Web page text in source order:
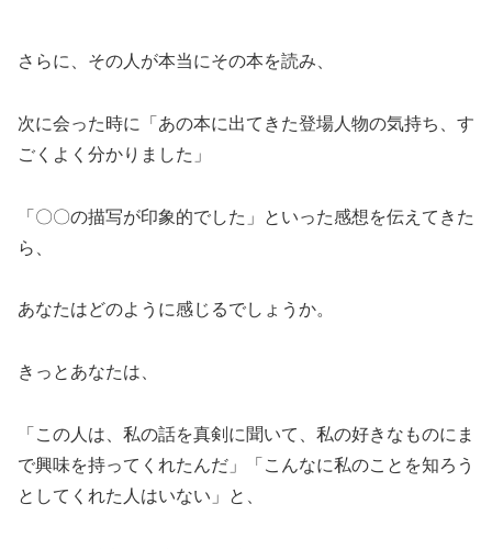
さらに、その人が本当にその本を読み、
次に会った時に「あの本に出てきた登場人物の気持ち、す
ごくよく分かりました」
「〇〇の描写が印象的でした」といった感想を伝えてきた
ら、
あなたはどのように感じるでしょうか。
きっとあなたは、
「この人は、私の話を真剣に聞いて、私の好きなものにま
で興味を持ってくれたんだ」「こんなに私のことを知ろう
としてくれた人はいない」と、